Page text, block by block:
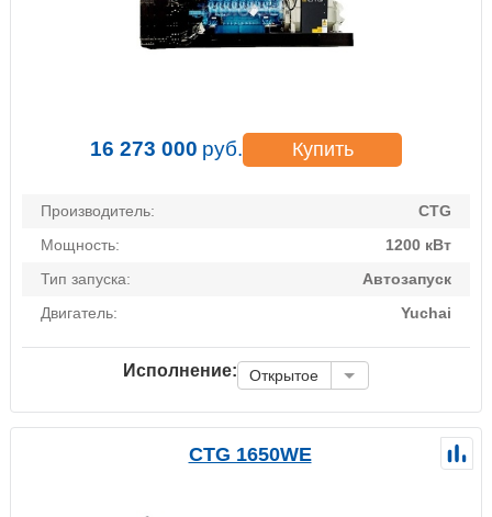
16 273 000 руб. Купить
Производитель:
CTG
Мощность:
1200 кВт
Тип запуска:
Автозапуск
Двигатель:
Yuchai
Исполнение: Открытое
CTG 1650WE